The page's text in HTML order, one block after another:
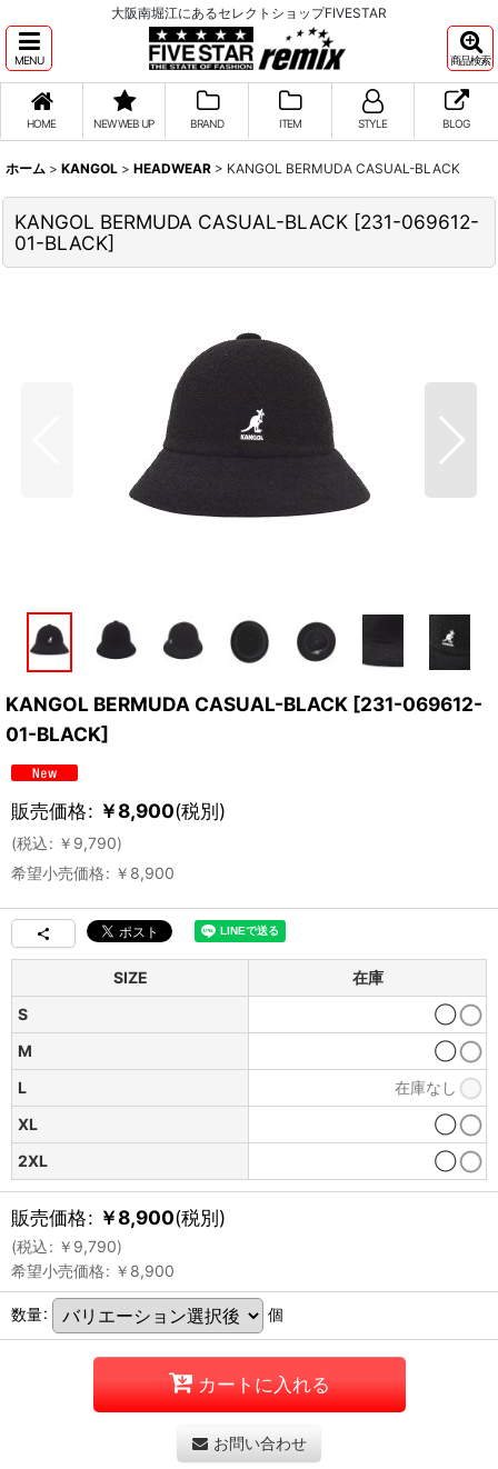
大阪南堀江にあるセレクトショップFIVESTAR
MENU 商品検索
HOME NEW WEB UP BRAND ITEM STYLE BLOG
ホーム > KANGOL > HEADWEAR > KANGOL BERMUDA CASUAL-BLACK
KANGOL BERMUDA CASUAL-BLACK [231-069612-
01-BLACK]
KANGOL BERMUDA CASUAL-BLACK [231-069612-
01-BLACK]
販売価格: ￥8,900(税別)
(税込: ￥ 9,790)
希望小売価格: ￥ 8,900
SIZE
在庫
S
◯
M
◯
L
在庫なし
XL
◯
2XL
◯
販売価格: ￥8,900(税別)
(税込: ￥ 9,790)
希望小売価格: ￥ 8,900
数量: 個
カートに入れる
お問い合わせ